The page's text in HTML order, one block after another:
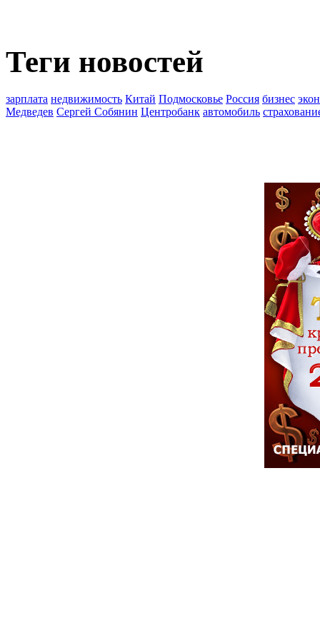
Теги новостей
зарплата недвижимость Китай Подмосковье Россия бизнес
Медведев Сергей Собянин Центробанк автомобиль